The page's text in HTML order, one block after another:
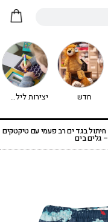
חדש יצירות לילדים - יצירה לילדים
חיתול בגד ים רב פעמי עם טיקטקים
– גלים בים